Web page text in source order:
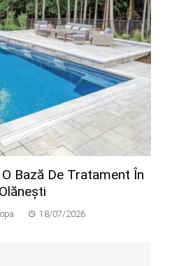
Bază De Tratament În
Olănești
18/07/2026